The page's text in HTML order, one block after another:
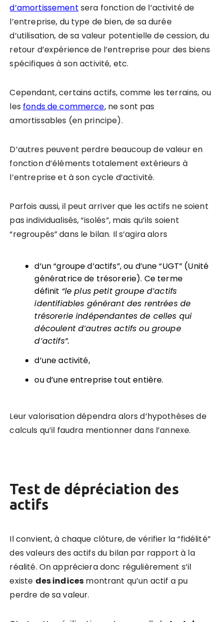
d’amortissement sera fonction de l’activité de
l’entreprise, du type de bien, de sa durée
d’utilisation, de sa valeur potentielle de cession, du
retour d’expérience de l’entreprise pour des biens
spécifiques à son activité, etc.
Cependant, certains actifs, comme les terrains, ou
les fonds de commerce, ne sont pas
amortissables (en principe).
D’autres peuvent perdre beaucoup de valeur en
fonction d’éléments totalement extérieurs à
l’entreprise et à son cycle d’activité.
Parfois aussi, il peut arriver que les actifs ne soient
pas individualisés, “isolés”, mais qu’ils soient
“regroupés” dans le bilan. Il s’agira alors
d’un “groupe d’actifs”, ou d’une “UGT” (Unité
génératrice de trésorerie). Ce terme
définit “le plus petit groupe d’actifs
identifiables générant des rentrées de
trésorerie indépendantes de celles qui
découlent d’autres actifs ou groupe
d’actifs”.
d’une activité,
ou d’une entreprise tout entière.
Leur valorisation dépendra alors d’hypothèses de
calculs qu’il faudra mentionner dans l’annexe.
Test de dépréciation des
actifs
Il convient, à chaque clôture, de vérifier la “fidélité”
des valeurs des actifs du bilan par rapport à la
réalité. On appréciera donc régulièrement s’il
existe desindices montrant qu’un actif a pu
perdre de sa valeur.